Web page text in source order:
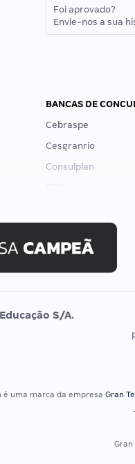
Foi aprovado?
Envie-nos a sua
BANCAS DE
Cebraspe
Cesgranrio
Consulplan
Selecon
Uniase
Vunesp
S/A.
é uma marca da empresaGran
Gran